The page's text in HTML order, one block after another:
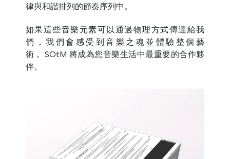
律與和諧排列的節奏序列中。
如果這些音樂元素可以通過物理方式傳達給我
們，我們會感受到音樂之魂並體驗整個藝
術， SOtM 將成為您音樂生活中最重要的合作夥
伴。